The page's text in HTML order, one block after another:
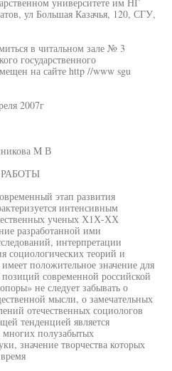
ул Большая Казачья, 120, СГУ,
в читальном зале № 3
государственного
на сайте http //www sgu
2007г
M В
этап развития
интенсивным
ученых Х1Х-ХХ
разработанной ими
интерпретации
социологических теорий и
положительное значение для
современной российской
не следует забывать о
мысли, о замечательных
отечественных социологов
тенденцией является
многих полузабытых
значение творчества которых